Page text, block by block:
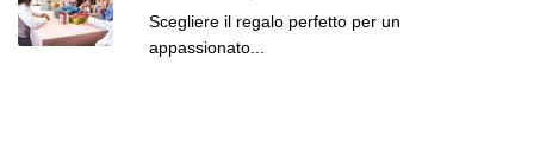
Scegliere il regalo perfetto per un
appassionato...